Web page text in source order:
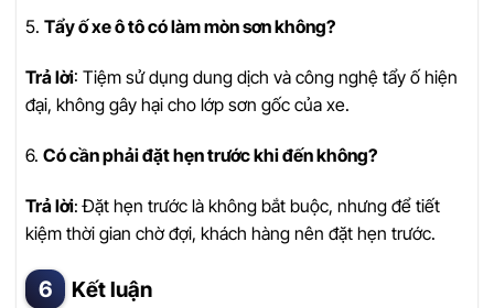
5. Tẩy ố xe ô tô có làm mòn sơn không?
Trả lời: Tiệm sử dụng dung dịch và công nghệ tẩy ố hiện
đại, không gây hại cho lớp sơn gốc của xe.
6. Có cần phải đặt hẹn trước khi đến không?
Trả lời: Đặt hẹn trước là không bắt buộc, nhưng để tiết
kiệm thời gian chờ đợi, khách hàng nên đặt hẹn trước.
Kết luận